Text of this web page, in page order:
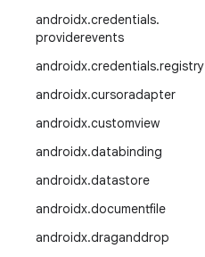
androidx.credentials.
providerevents
androidx.credentials.registry
androidx.cursoradapter
androidx.customview
androidx.databinding
androidx.datastore
androidx.documentfile
androidx.draganddrop